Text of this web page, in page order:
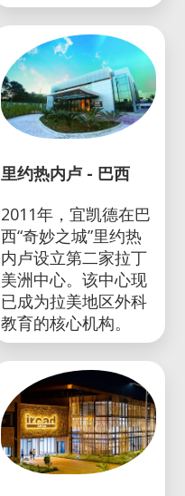
里约热内卢 - 巴西
2011年，宜凯德在巴
西“奇妙之城”里约热
内卢设立第二家拉丁
美洲中心。该中心现
已成为拉美地区外科
教育的核心机构。